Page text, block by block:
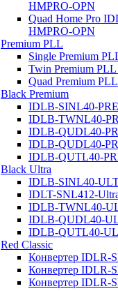
HMPRO-OPN
Quad Home Pro
HMPRO-OPN
Premium PLL
Single Premium
Twin Premium PLL
Quad Premium
Black Premium
IDLB-SINL40-
IDLB-TWNL40-
IDLB-QUDL40-
IDLB-QUDL40-
IDLB-QUTL40-
Black Ultra
IDLB-SINL40-
IDLT-SNL412-
IDLB-TWNL40-
IDLB-QUDL40-
IDLB-QUTL40-
Red Classic
Конвертер IDLR-
Конвертер IDLR-
Конвертер IDLR-